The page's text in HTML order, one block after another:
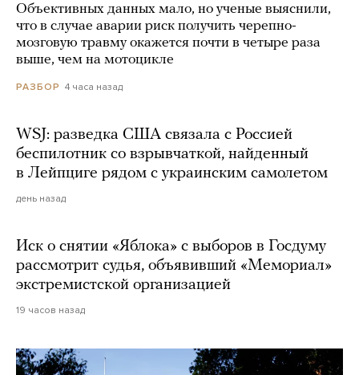
Объективных данных мало, но ученые выяснили,
что в случае аварии риск получить черепно-
мозговую травму окажется почти в четыре раза
выше, чем на мотоцикле
РАЗБОР 4 часа назад
WSJ: разведка США связала с Россией
беспилотник со взрывчаткой, найденный
в Лейпциге рядом с украинским самолетом
день назад
Иск о снятии «Яблока» с выборов в Госдуму
рассмотрит судья, объявивший «Мемориал»
экстремистской организацией
19 часов назад